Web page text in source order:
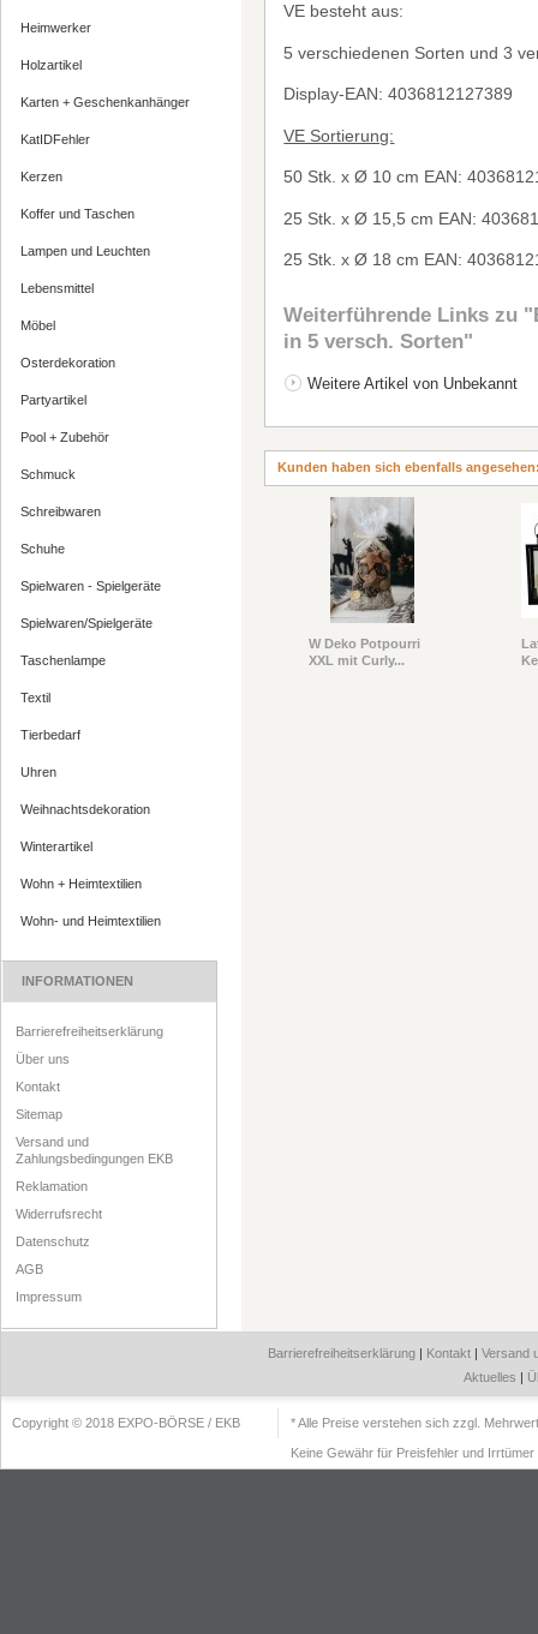
Heimwerker
Holzartikel
Karten + Geschenkanhänger
KatIDFehler
Kerzen
Koffer und Taschen
Lampen und Leuchten
Lebensmittel
Möbel
Osterdekoration
Partyartikel
Pool + Zubehör
Schmuck
Schreibwaren
Schuhe
Spielwaren - Spielgeräte
Spielwaren/Spielgeräte
Taschenlampe
Textil
Tierbedarf
Uhren
Weihnachtsdekoration
Winterartikel
Wohn + Heimtextilien
Wohn- und Heimtextilien
INFORMATIONEN
Barrierefreiheitserklärung
Über uns
Kontakt
Sitemap
Versand und
Zahlungsbedingungen EKB
Reklamation
Widerrufsrecht
Datenschutz
AGB
Impressum
VE besteht aus:
5 verschiedenen Sorten und 3
Display-EAN: 4036812127389
VE Sortierung:
50 Stk. xØ 10 cm EAN:
25 Stk. xØ 15,5 cm EAN:
25 Stk. xØ 18 cm EAN:
Weiterführende Links zu
in 5 versch. Sorten"
Weitere Artikel von Unbekannt
Kunden haben sich ebenfalls
W Deko Potpourri
XXL mit Curly...
Barrierefreiheitserklärung | Kontakt | Versand
Aktuelles |
Copyright © 2018 EXPO-BÖRSE / EKB * Alle Preise verstehen sich zzgl.
Keine Gewähr für Preisfehler und Irrtümer